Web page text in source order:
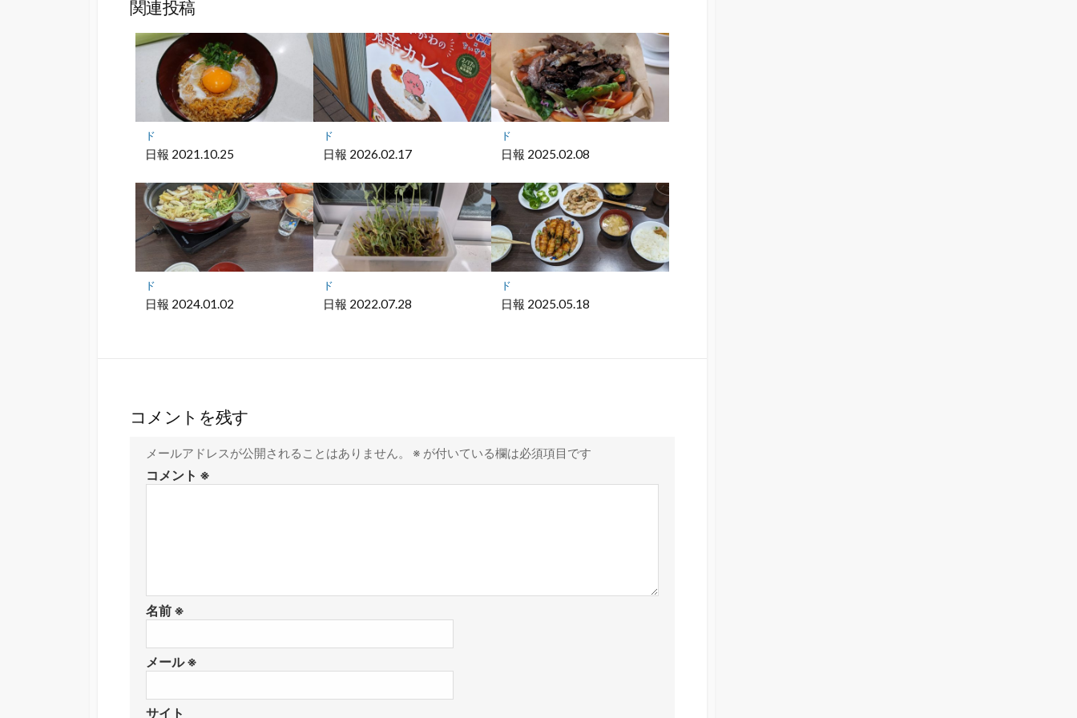
マ
ー
ク
に
保
関連投稿
ド
日報 2021.10.25
ド
日報 2026.02.17
ド
日報 2025.02.08
ド
日報 2024.01.02
ド
日報 2022.07.28
ド
日報 2025.05.18
コメントを残す
メールアドレスが公開されることはありません。 ※ が付いている欄は必須項目です
コメント ※
名前 ※
メール※
サイト